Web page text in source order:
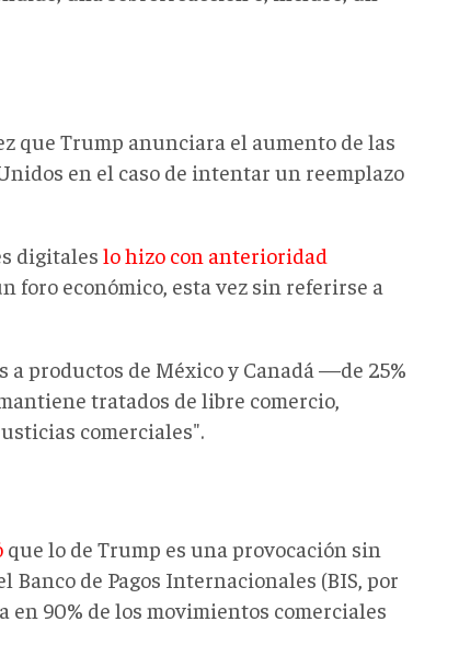
que Trump anunciara el aumento de las
en el caso de intentar un reemplazo
digitales lo hizo con anterioridad
foro económico, esta vez sin referirse a
a productos de México y Canadá —de 25%
tratados de libre comercio,
comerciales".
que lo de Trump es una provocación sin
Banco de Pagos Internacionales (BIS, por
en 90% de los movimientos comerciales